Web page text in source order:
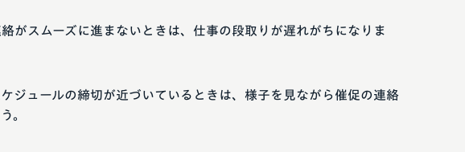
がスムーズに進まないときは、仕事の段取りが遅れがちになりま
ジュールの締切が近づいているときは、様子を見ながら催促の連絡
。